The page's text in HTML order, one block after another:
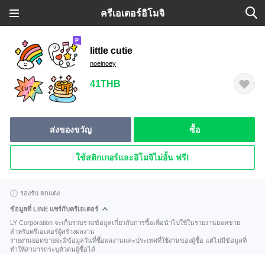
ครีเอเตอร์อิโมจิ
little cutie
noeinoey
41THB
ส่งของขวัญ ซื้อ
ใช้สติกเกอร์และอิโมจิไม่อั้น ฟรี!
รองรับ ตกแต่ง
ข้อมูลที่ LINE แชร์กับครีเอเตอร์
LY Corporation จะเก็บรวบรวมข้อมูลเกี่ยวกับการซื้อเพื่อนำไปใช้ในรายงานยอดขาย
สำหรับครีเอเตอร์ผู้สร้างผลงาน
รายงานยอดขายจะมีข้อมูลวันที่ซื้อผลงานและประเทศที่ใช้งานของผู้ซื้อ แต่ไม่มีข้อมูลที่
ทำให้สามารถระบุตัวตนผู้ซื้อได้